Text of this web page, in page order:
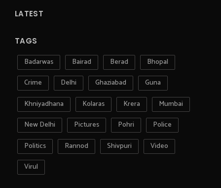
LATEST
TAGS
Badarwas Bairad Berad
Bhopal
Crime
Delhi Ghaziabad
Guna
Khniyadhana
Kolaras Krera
Mumbai
New Delhi
Pictures Pohri
Police
Politics
Rannod Shivpuri
Video
Virul